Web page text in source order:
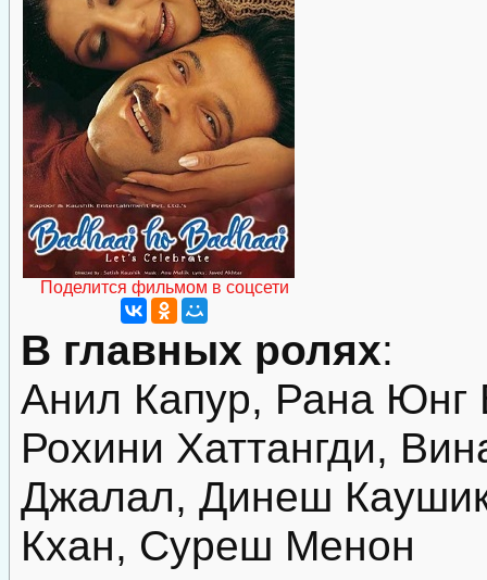
Поделится фильмом в соцсети
В главных ролях:
Анил Капур, Рана Юнг
Рохини Хаттангди,
Джалал, Динеш
Кхан, Суреш Менон